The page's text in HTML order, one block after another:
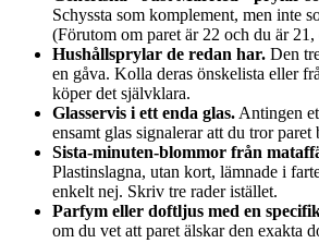
Schyssta som komplement, men inte
(Förutom om paret är 22 och du är
Hushållsprylar de redan har. Den
en gåva. Kolla deras önskelista eller
köper det självklara.
Glasservis i ett enda glas. Antingen
ensamt glas signalerar att du tror
Sista-minuten-blommor från
Plastinslagna, utan kort, lämnade i
enkelt nej. Skriv tre rader istället.
Parfym eller doftljus med en
om du vet att paret älskar den exakta